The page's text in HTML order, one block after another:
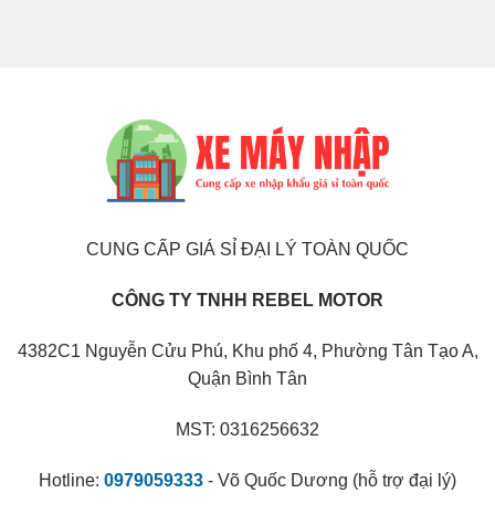
CUNG CẤP GIÁ SỈ ĐẠI LÝ TOÀN QUỐC
CÔNG TY TNHH REBEL MOTOR
4382C1 Nguyễn Cửu Phú, Khu phố 4, Phường Tân Tạo A,
Quận Bình Tân
MST: 0316256632
Hotline: 0979059333 - Võ Quốc Dương (hỗ trợ đại lý)